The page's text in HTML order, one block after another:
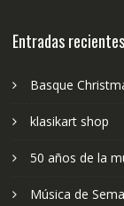
Entradas recientes
Basque
klasikart shop
50 años de la
Música de